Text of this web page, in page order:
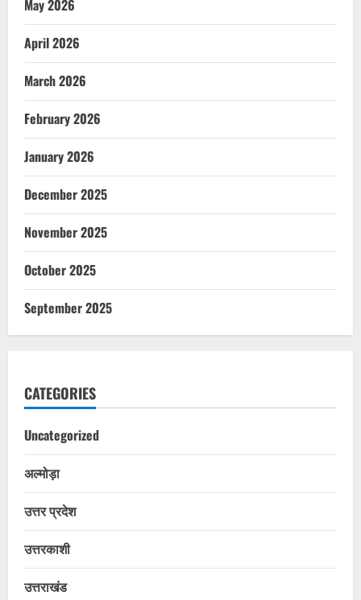
May 2026
April 2026
March 2026
February 2026
January 2026
December 2025
November 2025
October 2025
September 2025
CATEGORIES
Uncategorized
अल्मोड़ा
उत्तर प्रदेश
उत्तरकाशी
उत्तराखंड